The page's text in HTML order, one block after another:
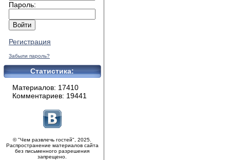
Пароль:
Регистрация
Забыли пароль?
Статистика:
Материалов: 17410
Комментариев: 19441
© "Чем развлечь гостей", 2025.
Распространение материалов сайта
без письменного разрешения
запрещено.